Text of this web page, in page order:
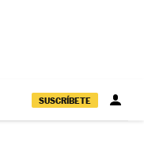
SUSCRÍBETE